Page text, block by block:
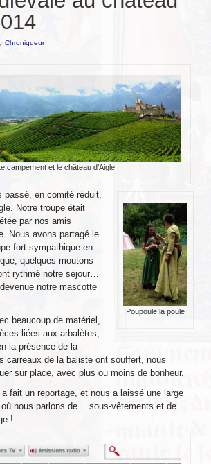
médiévale
Chroniqueur
campement et le château d’Aigle
Poupoule la poule
passé, en comité réduit,
Notre troupe était
par nos amis
Nous avons partagé le
fort sympathique en
quelques moutons
rythmé notre séjour…
notre mascotte
beaucoup de matériel,
liées aux arbalètes,
la présence de la
carreaux de la baliste ont souffert, nous
sur place, avec plus ou moins de bonheur.
a fait un reportage, et nous a laissé une large
où nous parlons de… sous-vêtements et de
!